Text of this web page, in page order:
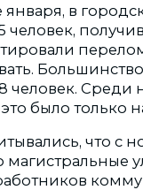
в
человек,
Среди
было только
что с